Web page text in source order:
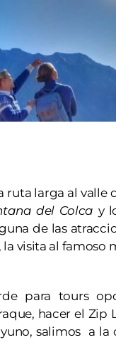
ruta larga al
del Colca y
de las
visita al famoso
para tours
hacer el Zip
salimos a